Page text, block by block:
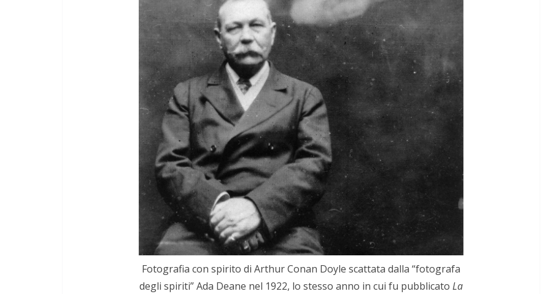
Fotografia con spirito di Arthur Conan Doyle scattata dalla “fotografa
degli spiriti” Ada Deane nel 1922, lo stesso anno in cui fu pubblicato La